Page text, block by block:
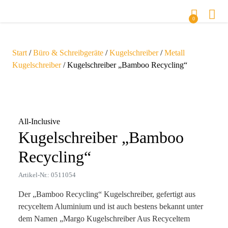
0
Start /Büro & Schreibgeräte /Kugelschreiber/Metall
Kugelschreiber/ Kugelschreiber „Bamboo Recycling“
All-Inclusive
Kugelschreiber „Bamboo
Recycling“
Artikel-Nr.: 0511054
Der „Bamboo Recycling“ Kugelschreiber, gefertigt aus
recyceltem Aluminium und ist auch bestens bekannt unter
dem Namen „Margo Kugelschreiber Aus Recyceltem